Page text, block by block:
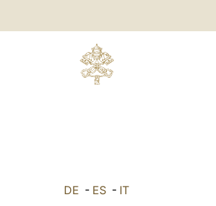
DE - ES - IT